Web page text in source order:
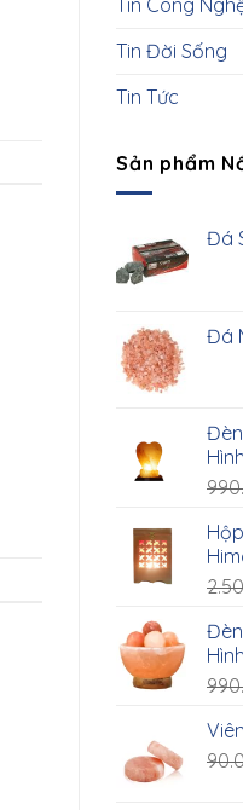
Tin Đời Sống
Tin Tức
Sản phẩm
Đá
Đá